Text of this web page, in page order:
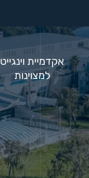
אקדמיית וינגייט
למצוינות